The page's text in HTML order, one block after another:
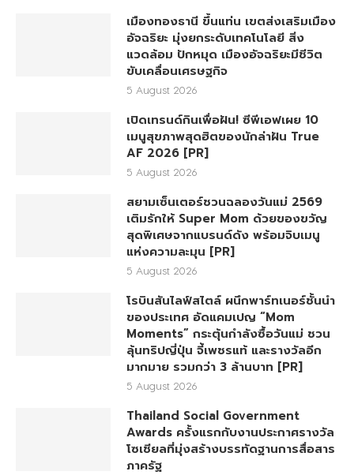
เมืองทองธานี ขึ้นแท่น เขตส่งเสริมเมือง
อัจฉริยะ มุ่งยกระดับเทคโนโลยี สิ่ง
แวดล้อม ปักหมุด เมืองอัจฉริยะมีชีวิต
ขับเคลื่อนเศรษฐกิจ
5 August 2026
เปิดเทรนด์กินเพื่อฝัน! ซีพีเอฟเผย 10
เมนูสุขภาพสุดฮิตของนักล่าฝัน True
AF 2026 [PR]
5 August 2026
สยามเซ็นเตอร์ชวนฉลองวันแม่ 2569
เติมรักให้ Super Mom ด้วยของขวัญ
สุดพิเศษจากแบรนด์ดัง พร้อมจิบเมนู
แห่งความละมุน [PR]
5 August 2026
โรบินสันไลฟ์สไตล์ ผนึกพาร์ทเนอร์ชั้นนำ
ของประเทศ อัดแคมเปญ “Mom
Moments” กระตุ้นกำลังซื้อวันแม่ ชวน
ลุ้นทริปญี่ปุ่น จี้เพชรแท้ และรางวัลอีก
มากมาย รวมกว่า 3 ล้านบาท [PR]
5 August 2026
Thailand Social Government
Awards ครั้งแรกกับงานประกาศรางวัล
โซเชียลที่มุ่งสร้างบรรทัดฐานการสื่อสาร
ภาครัฐ